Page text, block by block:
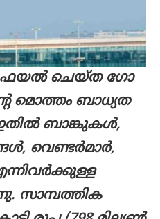
ഫയൽ ചെയ്ത ഗോ
മൊത്തം ബാധ്യത
ഇതിൽ ബാങ്കുകൾ,
വെണ്ടർമാർ,
സാമ്പത്തിക